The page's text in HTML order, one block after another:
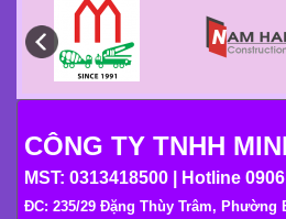
CÔNG TY TNHH
MST: 0313418500 | Hotline
ĐC: 235/29 Đặng Thùy Trâm, Phường